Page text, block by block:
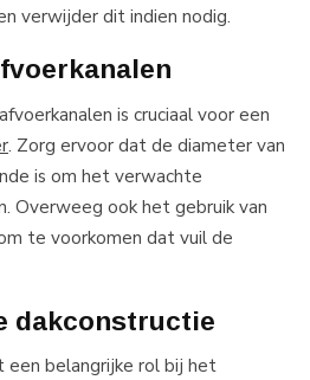
verwijder dit indien nodig.
is cruciaal voor een
. Zorg ervoor dat de diameter van
is om het verwachte
Overweeg ook het gebruik van
te voorkomen dat vuil de
dakconstructie
belangrijke rol bij het